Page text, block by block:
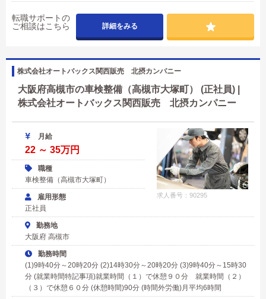
転職サポートの
ご相談はこちら
詳細をみる
株式会社オートバックス関西販売 北摂カンパニー
大阪府高槻市の車検整備（高槻市大塚町） (正社員) |
株式会社オートバックス関西販売 北摂カンパニー
求人番号：90295
月給
22 ～ 35万円
職種
車検整備（高槻市大塚町）
雇用形態
正社員
勤務地
大阪府 高槻市
勤務時間
(1)9時40分～20時20分 (2)14時30分～20時20分 (3)9時40分～15時30
分 (就業時間特記事項)就業時間（１）で休憩９０分 就業時間（２）
（３）で休憩６０分 (休憩時間)90分 (時間外労働)月平均6時間